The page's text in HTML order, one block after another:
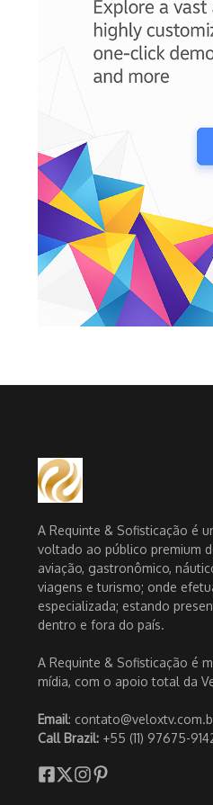
A Requinte & Sofisticação é
voltado ao público premium
aviação, gastronômico,
viagens e turismo; onde
especializada; estando
dentro e fora do país.
A Requinte & Sofisticação é
mídia, com o apoio total da
Email:
Call Brazil: +55 (11) 97675-